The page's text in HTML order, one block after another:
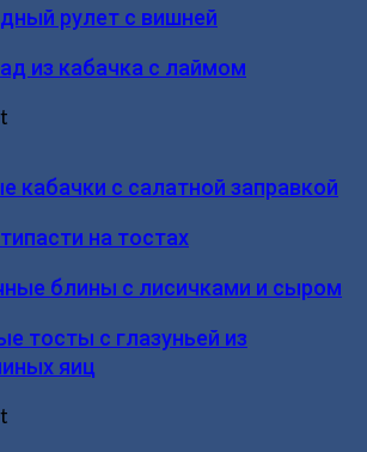
рулет с вишней
из кабачка с лаймом
кабачки с салатной заправкой
на тостах
блины с лисичками и сыром
тосты с глазуньей из
яиц